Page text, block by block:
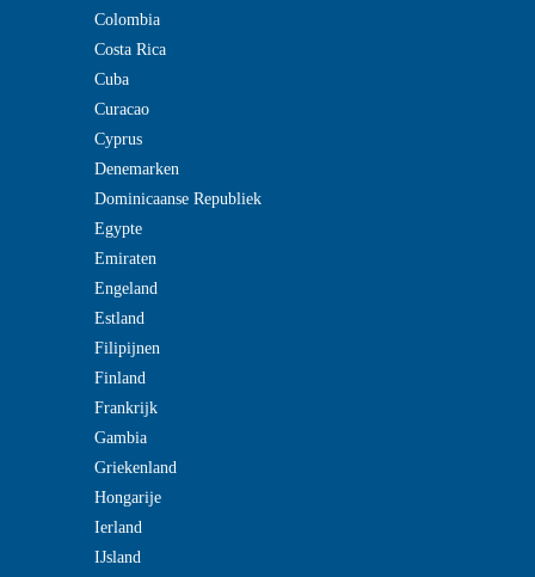
Colombia
Costa Rica
Cuba
Curacao
Cyprus
Denemarken
Dominicaanse Republiek
Egypte
Emiraten
Engeland
Estland
Filipijnen
Finland
Frankrijk
Gambia
Griekenland
Hongarije
Ierland
IJsland